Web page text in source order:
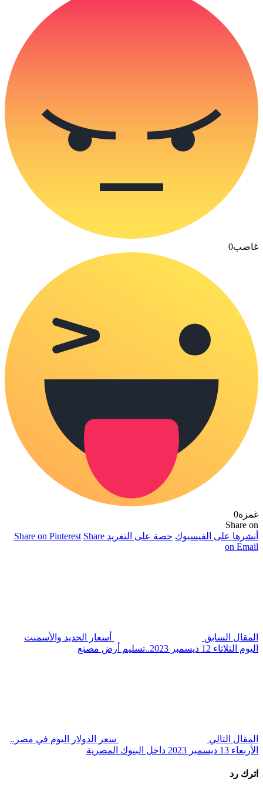
غاضب0
غمزة0
Share on
أنشرها على الفيسبوك حصة على التغريد Share on Pinterest Share
on Email
المقال السابق
أسعار الحديد والأسمنت
اليوم الثلاثاء 12 ديسمبر 2023..تسليم أرض مصنع
المقال التالي
سعر الدولار اليوم في مصر..
الأربعاء 13 ديسمبر 2023 داخل البنوك المصرية
اترك رد